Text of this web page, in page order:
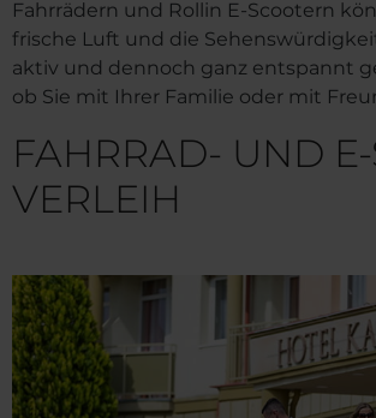
Fahrrädern und Rollin E-Scootern
frische Luft und die
aktiv und dennoch ganz entspannt
ob Sie mit Ihrer Familie oder mit
FAHRRAD- UND
VERLEIH